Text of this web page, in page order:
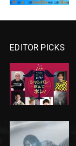
EDITOR PICKS